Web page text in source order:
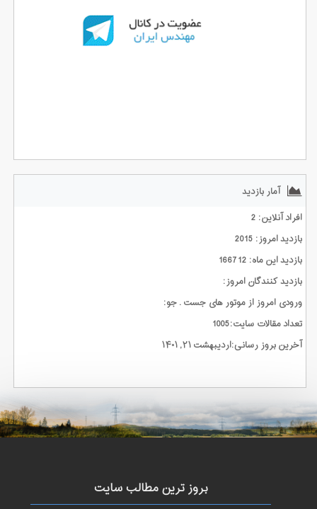
آمار بازدید
افراد آنلاین: 2
بازدید امروز: 2015
بازدید این ماه: 166712
بازدید کنندگان امروز:
ورودی امروز از موتور های جست . جو:
تعداد مقالات سایت:1005
آخرین بروز رسانی:اردیبهشت ۲۱, ۱۴۰۱
بروز ترین مطالب سایت